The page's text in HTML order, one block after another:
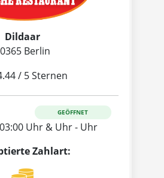
Dildaar
Berlin
/ 5 Sternen
GEÖFFNET
Uhr & Uhr - Uhr
Zahlart: